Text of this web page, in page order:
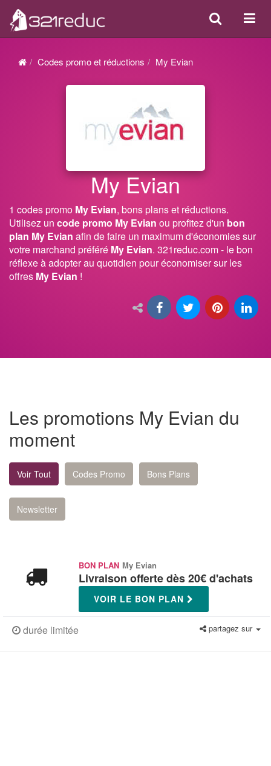
ou
Search
Codes promo et réductions My Evian
My Evian
1 codes promo My Evian, bons plans et réductions.
Utilisez un code promo My Evian ou profitez d'un bon
plan My Evian afin de faire un maximum d'économies sur
votre marchand préféré My Evian. 321reduc.com - le bon
réflexe à adopter au quotidien pour économiser sur les
offres My Evian !
Les promotions My Evian du
moment
Voir Tout Codes Promo Bons Plans
Newsletter
BON PLAN My Evian
Livraison offerte dès 20€ d'achats
VOIR LE BON PLAN
durée limitée partagez sur